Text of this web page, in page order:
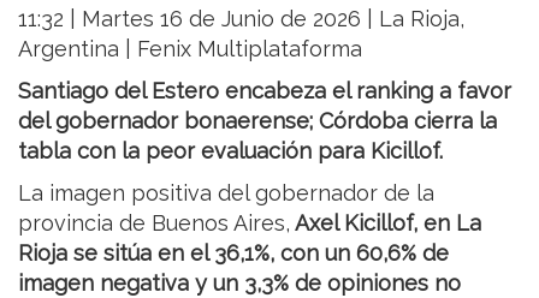
11:32 | Martes 16 de Junio de 2026 | La Rioja,
Argentina | Fenix Multiplataforma
Santiago del Estero encabeza el ranking a favor
del gobernador bonaerense; Córdoba cierra la
tabla con la peor evaluación para Kicillof.
La imagen positiva del gobernador de la
provincia de Buenos Aires, Axel Kicillof, en La
Rioja se sitúa en el 36,1%, con un 60,6% de
imagen negativa y un 3,3% de opiniones no